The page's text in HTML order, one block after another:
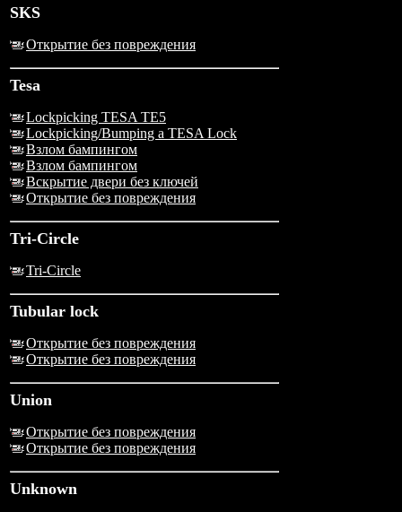
SKS
Открытие без повреждения
Tesa
Lockpicking TESA TE5
Lockpicking/Bumping a TESA Lock
Взлом бампингом
Взлом бампингом
Вскрытие двери без ключей
Открытие без повреждения
Tri-Circle
Tri-Circle
Tubular lock
Открытие без повреждения
Открытие без повреждения
Union
Открытие без повреждения
Открытие без повреждения
Unknown